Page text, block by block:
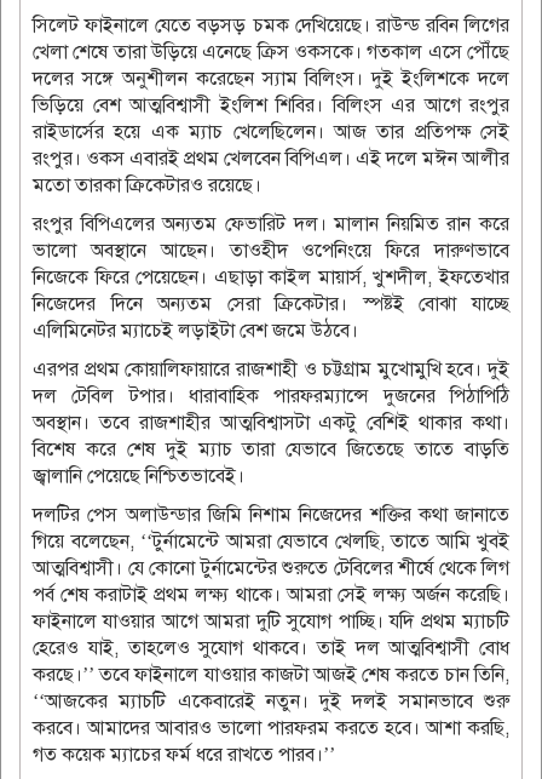
সিলেট ফাইনালে যেতে বড়সড় চমক দেখিয়েছে। রাউন্ড রবিন লিগের
খেলা শেষে তারা উড়িয়ে এনেছে ক্রিস ওকসকে। গতকাল এসে পৌঁছে
দলের সঙ্গে অনুশীলন করেছেন স‌্যাম বিলিংস। দুই ইংলিশকে দলে
ভিড়িয়ে বেশ আত্মবিশ্বাসী ইংলিশ শিবির। বিলিংস এর আগে রংপুর
রাইডার্সের হয়ে এক ম‌্যাচ খেলেছিলেন। আজ তার প্রতিপক্ষ সেই
রংপুর। ওকস এবারই প্রথম খেলবেন বিপিএল। এই দলে মঈন আলীর
মতো তারকা ক্রিকেটারও রয়েছে।
রংপুর বিপিএলের অন‌্যতম ফেভারিট দল। মালান নিয়মিত রান করে
ভালো অবস্থানে আছেন। তাওহীদ ওপেনিংয়ে ফিরে দারুণভাবে
নিজেকে ফিরে পেয়েছেন। এছাড়া কাইল মায়ার্স, খুশদীল, ইফতেখার
নিজেদের দিনে অন‌্যতম সেরা ক্রিকেটার। স্পষ্টই বোঝা যাচ্ছে
এলিমিনেটর ম‌্যাচেই লড়াইটা বেশ জমে উঠবে।
এরপর প্রথম কোয়ালিফায়ারে রাজশাহী ও চট্টগ্রাম মুখোমুখি হবে। দুই
দল টেবিল টপার। ধারাবাহিক পারফরম‌্যান্সে দুজনের পিঠাপিঠি
অবস্থান। তবে রাজশাহীর আত্মবিশ্বাসটা একটু বেশিই থাকার কথা।
বিশেষ করে শেষ দুই ম‌্যাচ তারা যেভাবে জিতেছে তাতে বাড়তি
জ্বালানি পেয়েছে নিশ্চিতভাবেই।
দলটির পেস অলাউন্ডার জিমি নিশাম নিজেদের শক্তির কথা জানাতে
গিয়ে বলেছেন, ‘‘টুর্নামেন্টে আমরা যেভাবে খেলছি, তাতে আমি খুবই
আত্মবিশ্বাসী। যে কোনো টুর্নামেন্টের শুরুতে টেবিলের শীর্ষে থেকে লিগ
পর্ব শেষ করাটাই প্রথম লক্ষ্য থাকে। আমরা সেই লক্ষ্য অর্জন করেছি।
ফাইনালে যাওয়ার আগে আমরা দুটি সুযোগ পাচ্ছি। যদি প্রথম ম্যাচটি
হেরেও যাই, তাহলেও সুযোগ থাকবে। তাই দল আত্মবিশ্বাসী বোধ
করছে।’’ তবে ফাইনালে যাওয়ার কাজটা আজই শেষ করতে চান তিনি,
‘‘আজকের ম্যাচটি একেবারেই নতুন। দুই দলই সমানভাবে শুরু
করবে। আমাদের আবারও ভালো পারফরম করতে হবে। আশা করছি,
গত কয়েক ম্যাচের ফর্ম ধরে রাখতে পারব।’’